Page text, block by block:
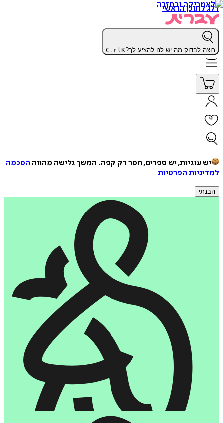
דלג לתוכן הראשי
רוצה לבדוק מה יש לנו להציע לך? CtrlK
יש עוגיות, יש ספרים, חסר רק קפה. המשך גלישה מהווה הסכמה
למדיניות הפרטיות
הבנתי